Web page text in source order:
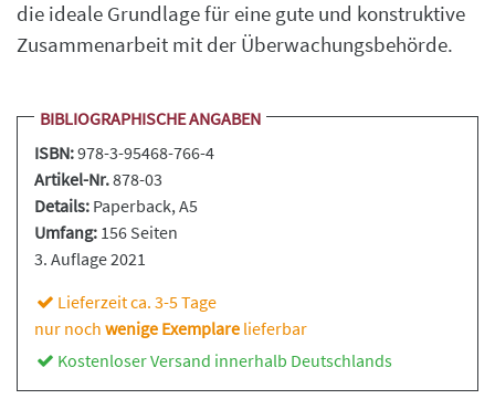
die ideale Grundlage für eine gute und konstruktive
Zusammenarbeit mit der Überwachungsbehörde.
BIBLIOGRAPHISCHE ANGABEN
ISBN:978-3-95468-766-4
Artikel-Nr.878-03
Details: Paperback, A5
Umfang: 156 Seiten
3. Auflage 2021
Lieferzeit ca. 3-5 Tage
nur noch wenige Exemplare lieferbar
Kostenloser Versand innerhalb Deutschlands